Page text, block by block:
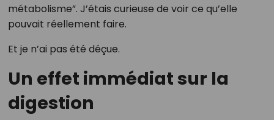
métabolisme”. J’étais curieuse de voir ce qu’elle
pouvait réellement faire.
Et je n’ai pas été déçue.
Un effet immédiat sur la
digestion